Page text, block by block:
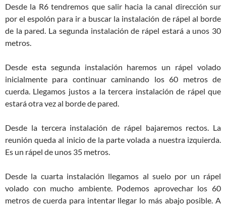
Desde la R6 tendremos que salir hacia la canal dirección sur
por el espolón para ir a buscar la instalación de rápel al borde
de la pared. La segunda instalación de rápel estará a unos 30
metros.
Desde esta segunda instalación haremos un rápel volado
inicialmente para continuar caminando los 60 metros de
cuerda. Llegamos justos a la tercera instalación de rápel que
estará otra vez al borde de pared.
Desde la tercera instalación de rápel bajaremos rectos. La
reunión queda al inicio de la parte volada a nuestra izquierda.
Es un rápel de unos 35 metros.
Desde la cuarta instalación llegamos al suelo por un rápel
volado con mucho ambiente. Podemos aprovechar los 60
metros de cuerda para intentar llegar lo más abajo posible. A